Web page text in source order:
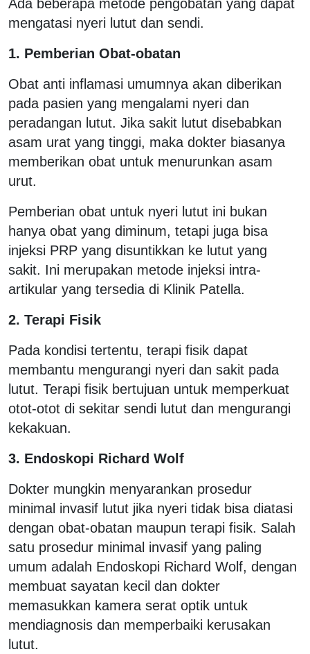
Ada beberapa metode pengobatan yang dapat
mengatasi nyeri lutut dan sendi.
1. Pemberian Obat-obatan
Obat anti inflamasi umumnya akan diberikan
pada pasien yang mengalami nyeri dan
peradangan lutut. Jika sakit lutut disebabkan
asam urat yang tinggi, maka dokter biasanya
memberikan obat untuk menurunkan asam
urut.
Pemberian obat untuk nyeri lutut ini bukan
hanya obat yang diminum, tetapi juga bisa
injeksi PRP yang disuntikkan ke lutut yang
sakit. Ini merupakan metode injeksi intra-
artikular yang tersedia di Klinik Patella.
2. Terapi Fisik
Pada kondisi tertentu, terapi fisik dapat
membantu mengurangi nyeri dan sakit pada
lutut. Terapi fisik bertujuan untuk memperkuat
otot-otot di sekitar sendi lutut dan mengurangi
kekakuan.
3. Endoskopi Richard Wolf
Dokter mungkin menyarankan prosedur
minimal invasif lutut jika nyeri tidak bisa diatasi
dengan obat-obatan maupun terapi fisik. Salah
satu prosedur minimal invasif yang paling
umum adalah Endoskopi Richard Wolf, dengan
membuat sayatan kecil dan dokter
memasukkan kamera serat optik untuk
mendiagnosis dan memperbaiki kerusakan
lutut.